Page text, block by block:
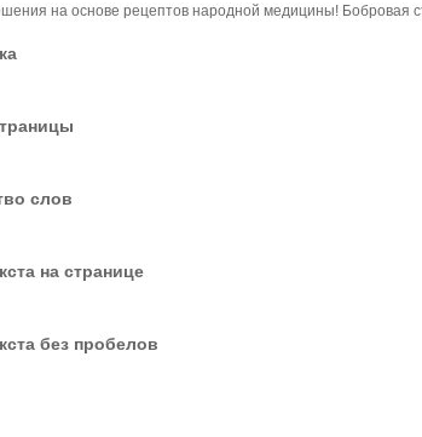
на основе рецептов народной медицины! Бобровая
слов
на странице
без пробелов